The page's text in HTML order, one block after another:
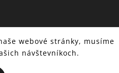
webové stránky, musíme
návštevníkoch.